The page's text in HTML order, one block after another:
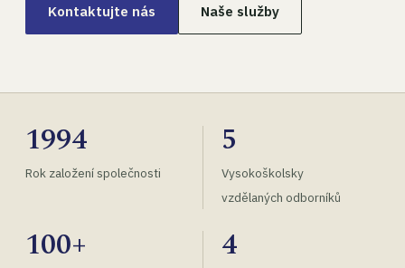
Kontaktujte nás Naše služby
1994
Rok založení společnosti
5
Vysokoškolsky
vzdělaných odborníků
100+ 4